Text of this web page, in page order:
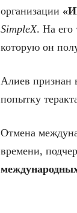
организации
SimpleX. На его
которую он
Алиев признан
попытку
Отмена
времени,